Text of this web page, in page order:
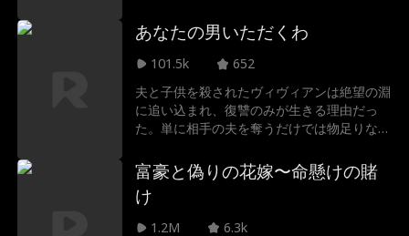
せいでブリーは自信を持てず、距離を置こう
とする。 一方テディは、そんな彼女の心を
必死に開かせようとする。 何度もぶつか
の本当の気持ちを認めるのだった。
あなたの男いただくわ
101.5k
652
夫と子供を殺されたヴィヴィアンは絶望の淵
に追い込まれ、復讐のみが生きる理由だっ
た。単に相手の夫を奪うだけでは物足りな
っかりと焼き付けさせるのである。
富豪と偽りの花嫁〜命懸けの賭
け
1.2M
6.3k